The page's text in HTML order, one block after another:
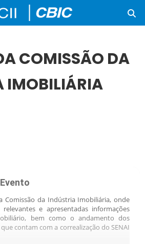
COMISSÃO DA
IMOBILIÁRIA
Comissão da Indústria Imobiliária, onde
e apresentadas informações
bem como o andamento dos
contam com a correalização do SENAI